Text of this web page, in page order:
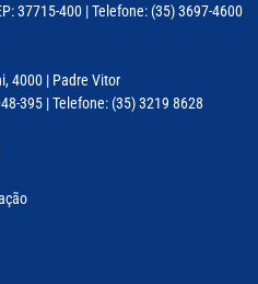
37715-400 | Telefone: (35) 3697-4600
4000 | Padre Vitor
395 | Telefone: (35) 3219 8628